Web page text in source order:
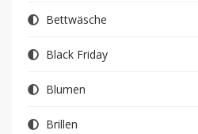
Bettwäsche
Black Friday
Blumen
Brillen